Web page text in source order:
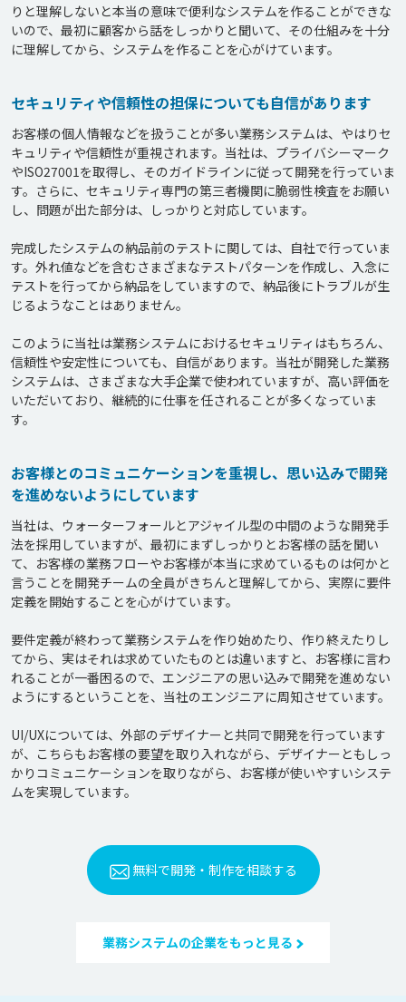
りと理解しないと本当の意味で便利なシステムを作ることができな
いので、最初に顧客から話をしっかりと聞いて、その仕組みを十分
セキュリティや信頼性の担保についても自信があります
お客様の個人情報などを扱うことが多い業務システムは、やはりセ
キュリティや信頼性が重視されます。当社は、プライバシーマーク
やISO27001を取得し、そのガイドラインに従って開発を行っていま
す。さらに、セキュリティ専門の第三者機関に脆弱性検査をお願い
し、問題が出た部分は、しっかりと対応しています。
完成したシステムの納品前のテストに関しては、自社で行っていま
す。外れ値などを含むさまざまなテストパターンを作成し、入念に
テストを行ってから納品をしていますので、納品後にトラブルが生
じるようなことはありません。
このように当社は業務システムにおけるセキュリティはもちろん、
信頼性や安定性についても、自信があります。当社が開発した業務
システムは、さまざまな大手企業で使われていますが、高い評価を
いただいており、継続的に仕事を任されることが多くなっていま
お客様とのコミュニケーションを重視し、思い込みで開発
を進めないようにしています
当社は、ウォーターフォールとアジャイル型の中間のような開発手
法を採用していますが、最初にまずしっかりとお客様の話を聞い
て、お客様の業務フローやお客様が本当に求めているものは何かと
言うことを開発チームの全員がきちんと理解してから、実際に要件
定義を開始することを心がけています。
要件定義が終わって業務システムを作り始めたり、作り終えたりし
てから、実はそれは求めていたものとは違いますと、お客様に言わ
れることが一番困るので、エンジニアの思い込みで開発を進めない
ようにするということを、当社のエンジニアに周知させています。
UI/UXについては、外部のデザイナーと共同で開発を行っています
が、こちらもお客様の要望を取り入れながら、デザイナーともしっ
かりコミュニケーションを取りながら、お客様が使いやすいシステ
無料で開発・制作を相談する
業務システムの企業をもっと見る